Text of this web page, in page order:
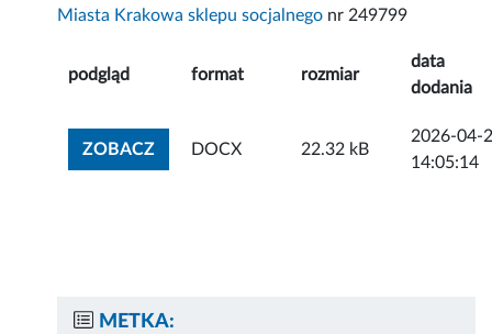
Miasta Krakowa sklepu socjalnego nr 249799
podgląd format rozmiar
data
dodania
ZOBACZZOBACZ ZAŁĄCZNIK
DOCX 22.32 kB
2026-04-
14:05:14
METKA: